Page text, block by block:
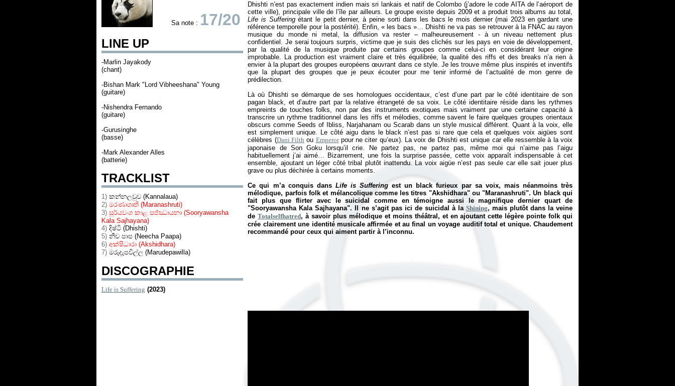
Sa note : 17/20
LINE UP
-Marlin Jayakody
(chant)
-Bishan Mark "Lord Vibheeshana" Young
(guitare)
-Nishendra Fernando
(guitare)
-Gurusinghe
(basse)
-Mark Alexander Alles
(batterie)
TRACKLIST
1) කන්නලවුව (Kannalaua)
2) මරණාශෘති (Maranashruti)
3) සූර්යවංශ කාළ සජ්ඣායනා (Sooryawansha
Kala Sajhayana)
4) දිෂ්ටි (Dhishti)
5) නීච පාප (Neecha Paapa)
6) අක්ෂිධාරා (Akshidhara)
7) මරුදැපවිල්ල (Marudepawilla)
DISCOGRAPHIE
Life is Suffering (2023)
Dhishti n’est pas exactement indien mais sri lankais et natif de Colombo (j’adore le code AITA de l’aéroport de
cette ville), principale ville de l’île par ailleurs. Le groupe existe depuis 2009 et a produit trois albums au total,
Life is Sufferingétant le petit dernier, à peine sorti dans les bacs le mois dernier (mai 2023 en gardant une
référence temporelle pour la postérité). Enfin, « les bacs»… Dhishti ne va pas se retrouver à la FNAC au rayon
musique du monde ni metal, la diffusion va rester – malheureusement - à un niveau nettement plus
confidentiel. Je serai toujours surpris, victime que je suis des clichés sur les pays en voie de développement,
par la qualité de la musique produite par certains groupes comme celui-ci en considérant leur origine
improbable. La production est vraiment claire et très équilibrée, la qualité des riffs et des breaks n’a rien à
envier à la plupart des groupes européens œuvrant dans ce style. Je les trouve même plus inspirés et inventifs
que la plupart des groupes que je peux écouter pour me tenir informé de l’actualité de mon genre de
prédilection.
Là où Dhishti se démarque de ses homologues occidentaux, c’est d’une part par le côté identitaire de son
pagan black, et d’autre part par la relative étrangeté de sa voix. Le côté identitaire réside dans les rythmes
empreints de touches folks, non par des instruments exotiques mais vraiment par une certaine capacité à
transcrire un rythme traditionnel dans les riffs et mélodies, comme savent le faire quelques groupes orientaux
obscurs comme Seeds of Ibliss, Narjahanam ou Scarab dans un style musical différent. Quant à la voix, elle
est simplement unique. Le côté aigu dans le black n’est pas si rare que cela et quelques voix aigües sont
célèbres (Dani Filth ou Emperorpour ne citer qu’eux). La voix de Dhishti est unique car elle ressemble à la voix
japonaise de Son Goku lorsqu’il crie. Ne partez pas, ne partez pas, même moi qui n’aime pas l’aigu
habituellement j’ai aimé… Bizarrement, une fois la surprise passée, cette voix apparaît indispensable à cet
ensemble, ajoutant un léger côté tribal plutôt inattendu. La voix aigüe n’est pas seule car elle sait jouer plus
grave ou plus déchirée à certains moments.
Ce qui m’a conquis dans Life is Suffering est un black furieux par sa voix, mais néanmoins très
mélodique, parfois folk et mélancolique comme les titres "Akshidhara" ou "Maranashruti". Un black qui
fait plus que flirter avec le suicidal comme en témoigne aussi le magnifique dernier quart de
"Sooryawansha Kala Sajhayana". Il ne s’agit pas ici de suicidal à la Shining, mais plutôt dans la veine
deTotalselfhatred, à savoir plus mélodique et moins théâtral, et en ajoutant cette légère pointe folk qui
crée clairement une identité musicale affirmée et au final un voyage auditif total et unique. Chaudement
recommandé pour ceux qui aiment partir à l’inconnu.